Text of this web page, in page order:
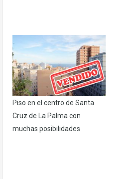
Piso en el centro de Santa
Cruz de La Palma con
muchas posibilidades